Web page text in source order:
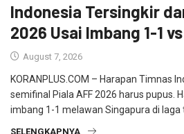
Indonesia Tersingkir
2026 Usai Imbang 1-1 vs
August 7, 2026
KORANPLUS.COM – Harapan Timnas
semifinal Piala AFF 2026 harus pupus.
imbang 1-1 melawan Singapura di laga
SELENGKAPNYA